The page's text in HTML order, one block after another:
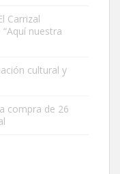
menos de un mes,
Carrizal
nuestra
cultural y
compra de 26